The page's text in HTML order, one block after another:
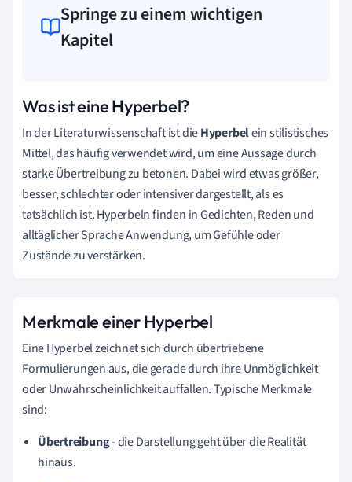
Springe zu einem wichtigen
Kapitel
Was ist eine Hyperbel?
In der Literaturwissenschaft ist dieHyperbelein stilistisches
Mittel, das häufig verwendet wird, um eine Aussage durch
starke Übertreibung zu betonen. Dabei wird etwas größer,
besser, schlechter oder intensiver dargestellt, als es
tatsächlich ist. Hyperbeln finden in Gedichten, Reden und
alltäglicher Sprache Anwendung, um Gefühle oder
Zustände zu verstärken.
Merkmale einer Hyperbel
Eine Hyperbel zeichnet sich durch übertriebene
Formulierungen aus, die gerade durch ihre Unmöglichkeit
oder Unwahrscheinlichkeit auffallen. Typische Merkmale
sind:
Übertreibung- die Darstellung geht über die Realität
hinaus.